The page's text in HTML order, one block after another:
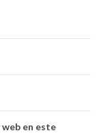
en este